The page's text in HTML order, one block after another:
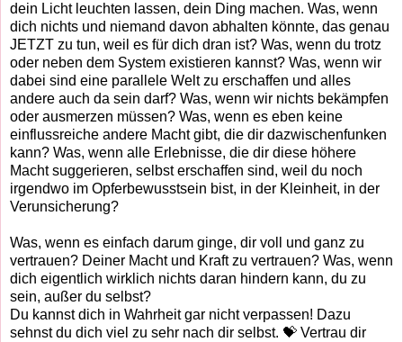
dein Licht leuchten lassen, dein Ding machen. Was, wenn
dich nichts und niemand davon abhalten könnte, das genau
JETZT zu tun, weil es für dich dran ist? Was, wenn du trotz
oder neben dem System existieren kannst? Was, wenn wir
dabei sind eine parallele Welt zu erschaffen und alles
andere auch da sein darf? Was, wenn wir nichts bekämpfen
oder ausmerzen müssen? Was, wenn es eben keine
einflussreiche andere Macht gibt, die dir dazwischenfunken
kann? Was, wenn alle Erlebnisse, die dir diese höhere
Macht suggerieren, selbst erschaffen sind, weil du noch
irgendwo im Opferbewusstsein bist, in der Kleinheit, in der
Verunsicherung?
Was, wenn es einfach darum ginge, dir voll und ganz zu
vertrauen? Deiner Macht und Kraft zu vertrauen? Was, wenn
dich eigentlich wirklich nichts daran hindern kann, du zu
sein, außer du selbst?
Du kannst dich in Wahrheit gar nicht verpassen! Dazu
sehnst du dich viel zu sehr nach dir selbst. 💝 Vertrau dir